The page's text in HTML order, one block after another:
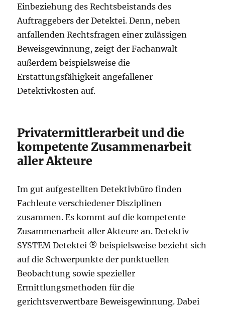
Einbeziehung des Rechtsbeistands des
Auftraggebers der Detektei. Denn, neben
anfallenden Rechtsfragen einer zulässigen
Beweisgewinnung, zeigt der Fachanwalt
außerdem beispielsweise die
Erstattungsfähigkeit angefallener
Detektivkosten auf.
Privatermittlerarbeit und die
kompetente Zusammenarbeit
aller Akteure
Im gut aufgestellten Detektivbüro finden
Fachleute verschiedener Disziplinen
zusammen. Es kommt auf die kompetente
Zusammenarbeit aller Akteure an. Detektiv
SYSTEM Detektei ® beispielsweise bezieht sich
auf die Schwerpunkte der punktuellen
Beobachtung sowie spezieller
Ermittlungsmethoden für die
gerichtsverwertbare Beweisgewinnung. Dabei